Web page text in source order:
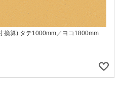
換算) タテ1000mm／ヨコ1800mm